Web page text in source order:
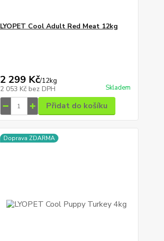
LYOPET Cool Adult Red Meat 12kg
2 299 Kč/12kg
2 053 Kč bez DPH Skladem
Přidat do košíku
Doprava ZDARMA